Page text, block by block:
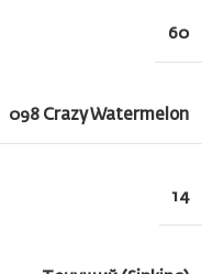
60
098 Crazy Watermelon
14